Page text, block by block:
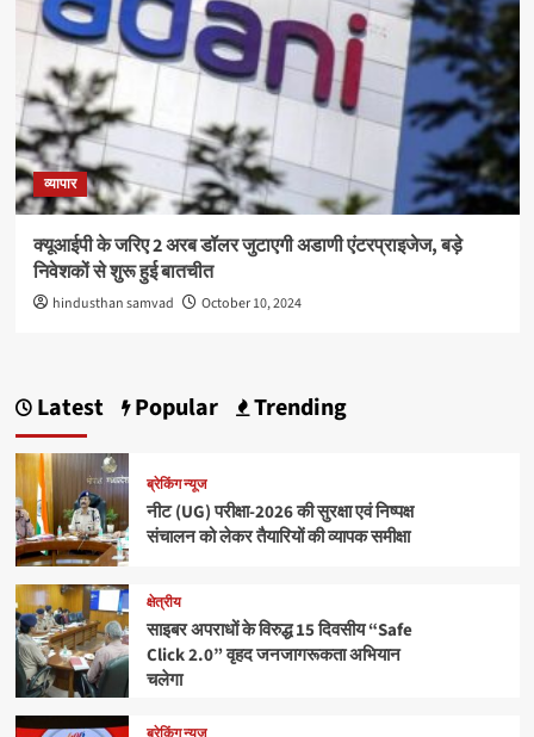
व्यापार
क्यूआईपी के जरिए 2 अरब डॉलर जुटाएगी अडाणी एंटरप्राइजेज, बड़े
निवेशकों से शुरू हुई बातचीत
hindusthan samvad October 10, 2024
Latest Popular Trending
ब्रेकिंग न्यूज
नीट (UG) परीक्षा-2026 की सुरक्षा एवं निष्पक्ष
संचालन को लेकर तैयारियों की व्यापक समीक्षा
क्षेत्रीय
साइबर अपराधों के विरुद्ध 15 दिवसीय “Safe
Click 2.0” वृहद जनजागरूकता अभियान
चलेगा